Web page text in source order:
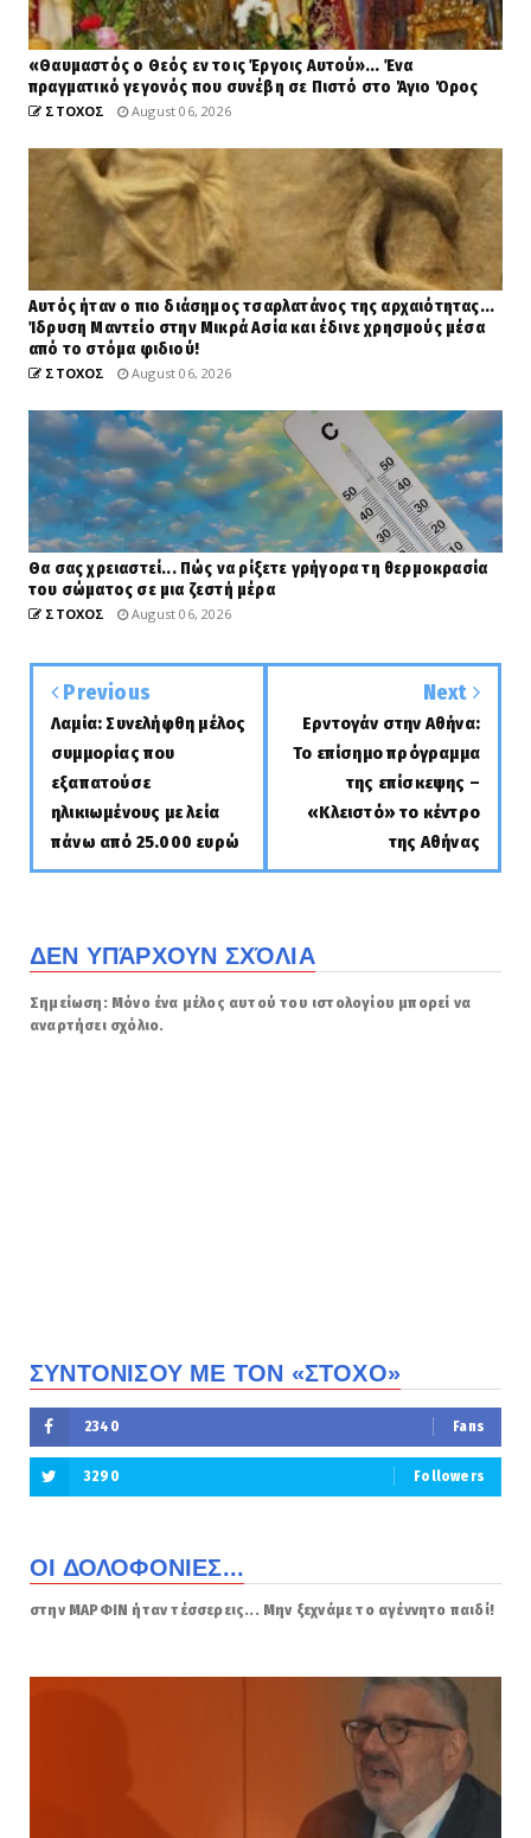
«Θαυμαστός ο Θεός εν τοις Έργοις Αυτού»... Ένα
πραγματικό γεγονός που συνέβη σε Πιστό στο Άγιο Όρος
ΣΤΟΧΟΣ August 06, 2026
Αυτός ήταν ο πιο διάσημος τσαρλατάνος της αρχαιότητας...
Ίδρυση Μαντείο στην Μικρά Ασία και έδινε χρησμούς μέσα
από το στόμα φιδιού!
ΣΤΟΧΟΣ August 06, 2026
Θα σας χρειαστεί... Πώς να ρίξετε γρήγορα τη θερμοκρασία
του σώματος σε μια ζεστή μέρα
ΣΤΟΧΟΣ August 06, 2026
Previous
Λαμία: Συνελήφθη μέλος
συμμορίας που
εξαπατούσε
ηλικιωμένους με λεία
πάνω από 25.000 ευρώ
Next
Ερντογάν στην Αθήνα:
Το επίσημο πρόγραμμα
της επίσκεψης –
«Κλειστό» το κέντρο
της Αθήνας
ΔΕΝ ΥΠΆΡΧΟΥΝ ΣΧΌΛΙΑ
Σημείωση: Μόνο ένα μέλος αυτού του ιστολογίου μπορεί να
αναρτήσει σχόλιο.
ΣΥΝΤΟΝΙΣΟΥ ΜΕ ΤΟΝ «ΣΤΟΧΟ»
2340 Fans
3290 Followers
ΟΙ ΔΟΛΟΦΟΝΙΕΣ...
στην ΜΑΡΦΙΝ ήταν τέσσερεις... Μην ξεχνάμε το αγέννητο παιδί!